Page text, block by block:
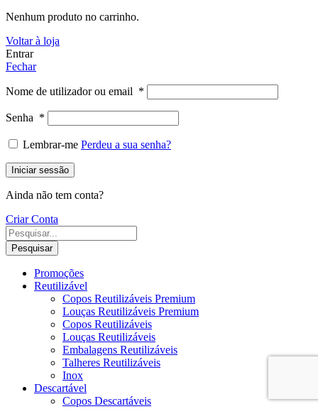
Nenhum produto no carrinho.
Voltar à loja
Entrar
Fechar
Nome de utilizador ou email *
Senha *
Lembrar-me Perdeu a sua senha?
Iniciar sessão
Ainda não tem conta?
Criar Conta
Pesquisar
Promoções
Reutilizável
Copos Reutilizáveis Premium
Louças Reutilizáveis Premium
Copos Reutilizáveis
Louças Reutilizáveis
Embalagens Reutilizáveis
Talheres Reutilizáveis
Inox
Descartável
Copos Descartáveis